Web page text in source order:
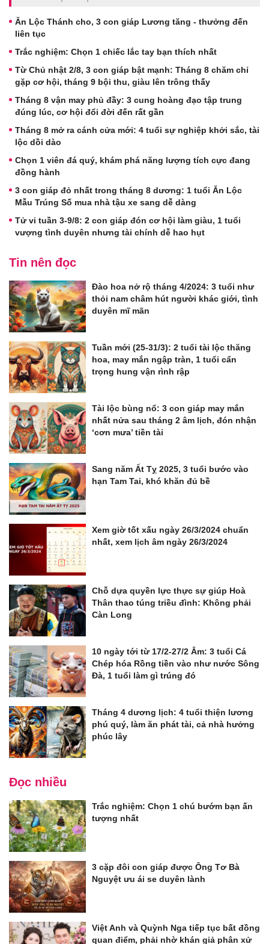
Ăn Lộc Thánh cho, 3 con giáp Lương tăng - thưởng đến
liên tục
Trắc nghiệm: Chọn 1 chiếc lắc tay bạn thích nhất
Từ Chủ nhật 2/8, 3 con giáp bật mạnh: Tháng 8 chăm chỉ
gặp cơ hội, tháng 9 bội thu, giàu lên trông thấy
Tháng 8 vận may phủ đầy: 3 cung hoàng đạo tập trung
đúng lúc, cơ hội đổi đời đến rất gần
Tháng 8 mở ra cánh cửa mới: 4 tuổi sự nghiệp khởi sắc, tài
lộc dồi dào
Chọn 1 viên đá quý, khám phá năng lượng tích cực đang
đồng hành
3 con giáp đỏ nhất trong tháng 8 dương: 1 tuổi Ăn Lộc
Mẫu Trúng Số mua nhà tậu xe sang dễ dàng
Tử vi tuần 3-9/8: 2 con giáp đón cơ hội làm giàu, 1 tuổi
vượng tình duyên nhưng tài chính dễ hao hụt
Tin nên đọc
Đào hoa nở rộ tháng 4/2024: 3 tuổi như
thỏi nam châm hút người khác giới, tình
duyên mĩ mãn
Tuần mới (25-31/3): 2 tuổi tài lộc thăng
hoa, may mắn ngập tràn, 1 tuổi cẩn
trọng hung vận rình rập
Tài lộc bùng nổ: 3 con giáp may mắn
nhất nửa sau tháng 2 âm lịch, đón nhận
‘cơn mưa’ tiền tài
Sang năm Ất Tỵ 2025, 3 tuổi bước vào
hạn Tam Tai, khó khăn đủ bề
Xem giờ tốt xấu ngày 26/3/2024 chuẩn
nhất, xem lịch âm ngày 26/3/2024
Chỗ dựa quyền lực thực sự giúp Hoà
Thân thao túng triều đình: Không phải
Càn Long
10 ngày tới từ 17/2-27/2 Âm: 3 tuổi Cá
Chép hóa Rồng tiền vào như nước Sông
Đà, 1 tuổi làm gì trúng đó
Tháng 4 dương lịch: 4 tuổi thiện lương
phú quý, làm ăn phát tài, cả nhà hưởng
phúc lây
Đọc nhiều
Trắc nghiệm: Chọn 1 chú bướm bạn ấn
tượng nhất
3 cặp đôi con giáp được Ông Tơ Bà
Nguyệt ưu ái se duyên lành
Việt Anh và Quỳnh Nga tiếp tục bất đồng
quan điểm, phải nhờ khán giả phân xử